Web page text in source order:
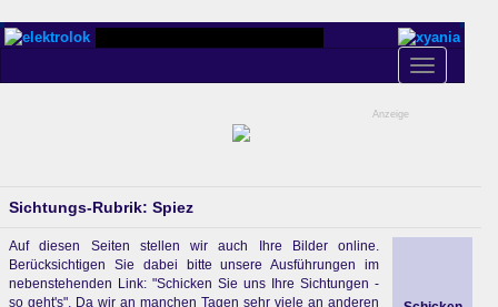
Toggle
navigation
Anzeige
Sichtungs-Rubrik: Spiez
Auf diesen Seiten stellen wir auch Ihre Bilder online.
Berücksichtigen Sie dabei bitte unsere Ausführungen im
nebenstehenden Link: "Schicken Sie uns Ihre Sichtungen -
so geht's". Da wir an manchen Tagen sehr viele an anderen